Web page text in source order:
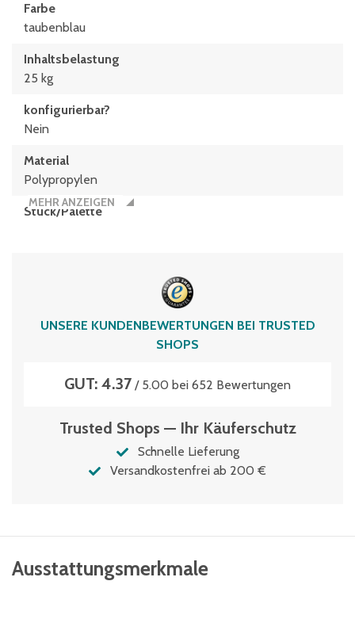
Farbe
taubenblau
Inhaltsbelastung
25 kg
konfigurierbar?
Nein
Material
Polypropylen
Stück/Palette
27 Liter
MEHR ANZEIGEN
UNSERE KUNDENBEWERTUNGEN BEI TRUSTED
SHOPS
GUT: 4.37 / 5.00 bei 652 Bewertungen
Trusted Shops — Ihr Käuferschutz
Schnelle Lieferung
Versandkostenfrei ab 200 €
Ausstattungsmerkmale